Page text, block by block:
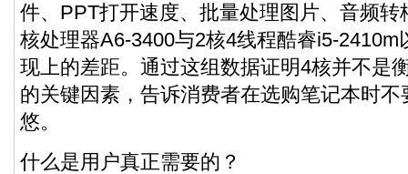
件、PPT打开速度、批量处理图片、音频转
核处理器A6-3400与2核4线程酷睿i5-2410m
现上的差距。通过这组数据证明4核并不是
的关键因素，告诉消费者在选购笔记本时
悠。
什么是用户真正需要的？